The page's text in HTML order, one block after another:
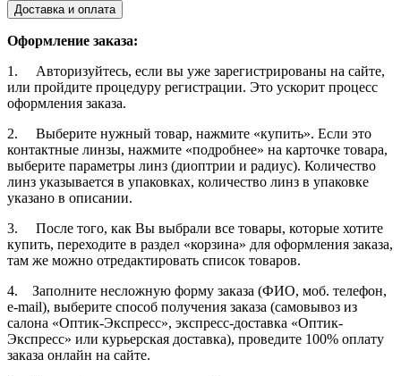
Доставка и оплата
Оформление заказа:
1. Авторизуйтесь, если вы уже зарегистрированы на сайте,
или пройдите процедуру регистрации. Это ускорит процесс
оформления заказа.
2. Выберите нужный товар, нажмите «купить». Если это
контактные линзы, нажмите «подробнее» на карточке товара,
выберите параметры линз (диоптрии и радиус). Количество
линз указывается в упаковках, количество линз в упаковке
указано в описании.
3. После того, как Вы выбрали все товары, которые хотите
купить, переходите в раздел «корзина» для оформления заказа,
там же можно отредактировать список товаров.
4. Заполните несложную форму заказа (ФИО, моб. телефон,
e-mail), выберите способ получения заказа (самовывоз из
салона «Оптик-Экспресс», экспресс-доставка «Оптик-
Экспресс» или курьерская доставка), проведите 100% оплату
заказа онлайн на сайте.